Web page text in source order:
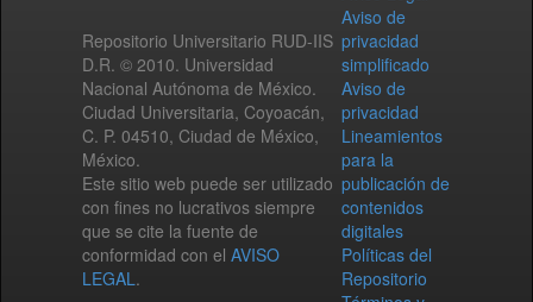
Repositorio Universitario RUD-IIS
D.R. © 2010. Universidad
Nacional Autónoma de México.
Ciudad Universitaria, Coyoacán,
C. P. 04510, Ciudad de México,
México.
Este sitio web puede ser utilizado
con fines no lucrativos siempre
que se cite la fuente de
conformidad con el AVISO
LEGAL.
Aviso de
privacidad
simplificado
Aviso de
privacidad
Lineamientos
para la
publicación de
contenidos
digitales
Políticas del
Repositorio